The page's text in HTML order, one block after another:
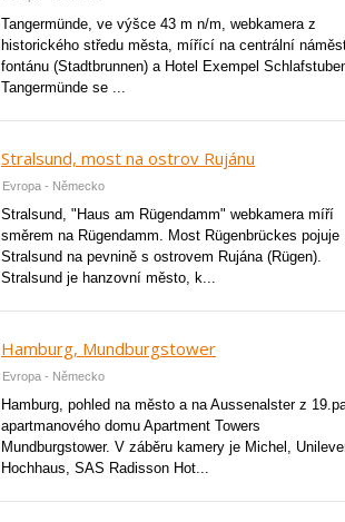
Tangermünde, ve výšce 43 m n/m, webkamera z
historického středu města, mířící na centrální
fontánu (Stadtbrunnen) a Hotel Exempel
Tangermünde se ...
Stralsund, most na ostrov Rujánu
Evropa - Německo
Stralsund, "Haus am Rügendamm" webkamera míří
směrem na Rügendamm. Most Rügenbrückes pojuje
Stralsund na pevnině s ostrovem Rujána (Rügen).
Stralsund je hanzovní město, k...
Hamburg, Mundburgstower
Evropa - Německo
Hamburg, pohled na město a na Aussenalster z
apartmanového domu Apartment Towers
Mundburgstower. V záběru kamery je Michel,
Hochhaus, SAS Radisson Hot...